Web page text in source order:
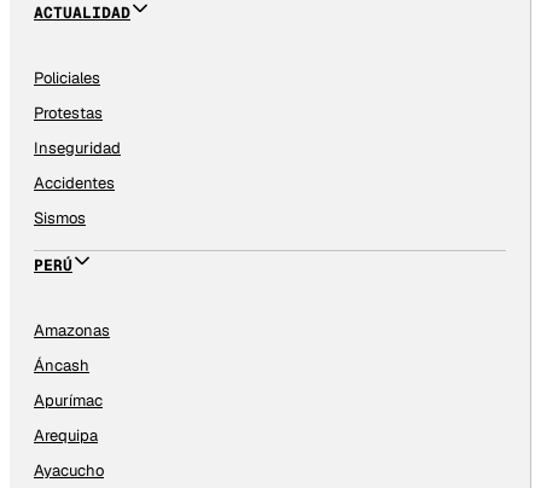
ACTUALIDAD
Policiales
Protestas
Inseguridad
Accidentes
Sismos
PERÚ
Amazonas
Áncash
Apurímac
Arequipa
Ayacucho